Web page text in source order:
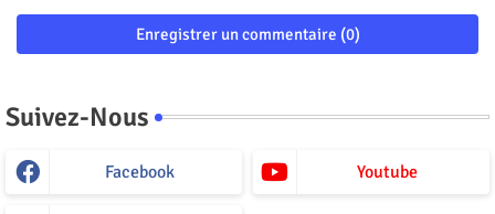
Enregistrer un commentaire (0)
Suivez-Nous
Facebook Youtube